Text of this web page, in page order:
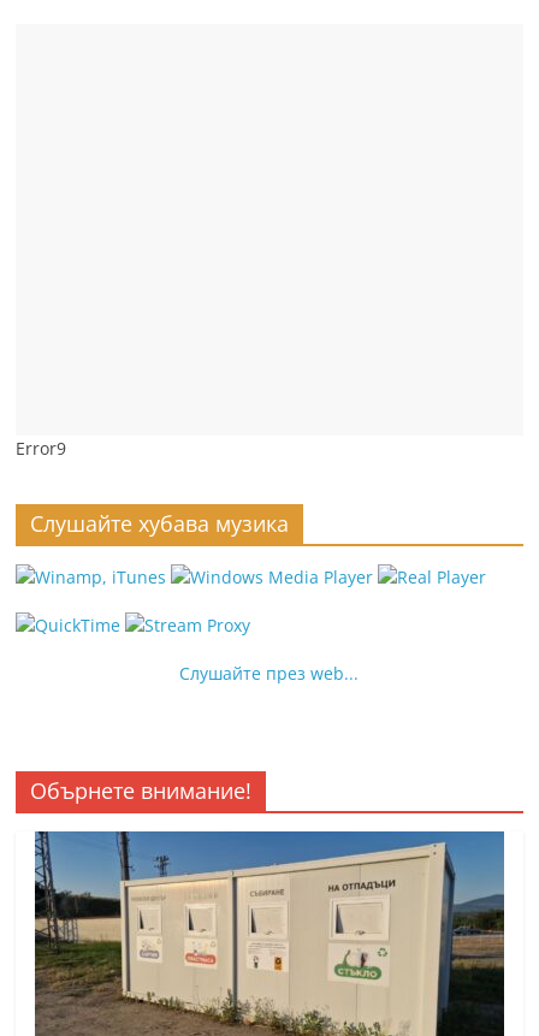
Error9
Слушайте хубава музика
Слушайте през web...
Обърнете внимание!